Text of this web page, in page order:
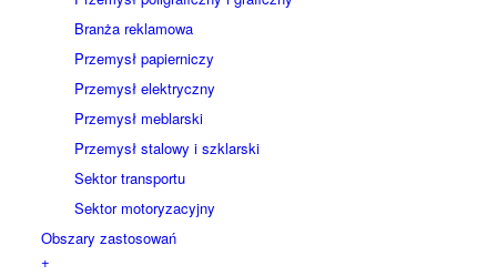
Branża reklamowa
Przemysł papierniczy
Przemysł elektryczny
Przemysł meblarski
Przemysł stalowy i szklarski
Sektor transportu
Sektor motoryzacyjny
Obszary zastosowań
+